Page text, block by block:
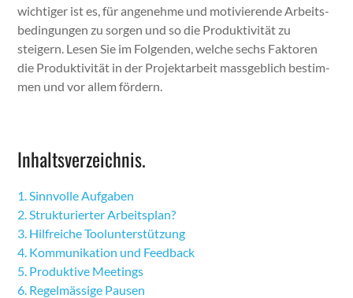
wichtiger ist es, für angenehme und motivierende Arbeits­
be­din­gun­gen zu sor­gen und so die Pro­duk­tiv­ität zu
steigern. Lesen Sie im Fol­gen­den, welche sechs Fak­toren
die Pro­duk­tiv­ität in der Pro­jek­tar­beit mass­ge­blich bes­tim­
men und vor allem fördern.
Inhaltsverzeichnis.
1. Sin­nvolle Auf­gaben
2. Struk­turi­ert­er Arbeit­s­plan?
3. Hil­fre­iche Tool­un­ter­stützung
4. Kom­mu­nika­tion und Feed­back
5. Pro­duk­tive Meet­ings
6. Regelmäs­sige Pausen